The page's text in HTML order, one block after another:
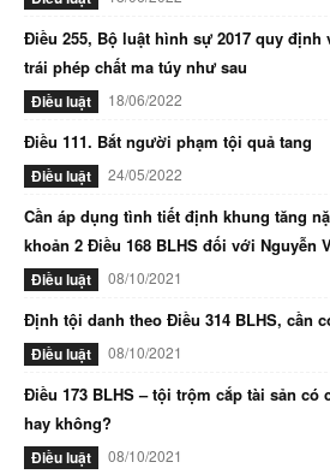
Điều 255, Bộ luật hình sự 2017 quy
trái phép chất ma túy như sau
Điều luật 18/06/2022
Điều 111. Bắt người phạm tội quả tang
Điều luật 24/05/2022
Cần áp dụng tình tiết định khung tăng
khoản 2 Điều 168 BLHS đối với Nguyễn
Điều luật 08/10/2021
Định tội danh theo Điều 314 BLHS, cần
Điều luật 08/10/2021
Điều 173 BLHS – tội trộm cắp tài sản có
hay không?
Điều luật 08/10/2021